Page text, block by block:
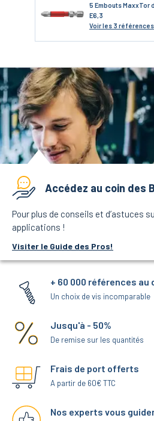
5 Embouts MaxxTor
E6,3
Voirles 3 références
Accédez au coin des
Pour plus de conseils et d’astuces
applications !
Visiter le Guide des Pros!
+ 60 000 références au
Un choix de vis incomparable
Jusqu'à - 50%
De remise sur les quantités
Frais de port offerts
A partir de 60€ TTC
Nos experts vous